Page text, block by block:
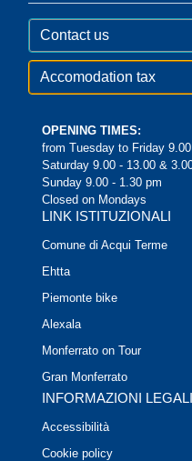
Contact us
Accomodation tax
OPENING TIMES:
from Tuesday to Friday
Saturday 9.00 - 13.00 &
Sunday 9.00 - 1.30 pm
Closed on Mondays
LINK ISTITUZIONALI
Comune di Acqui Terme
Ehtta
Piemonte bike
Alexala
Monferrato on Tour
Gran Monferrato
INFORMAZIONI LEGALI
Accessibilità
Cookie policy